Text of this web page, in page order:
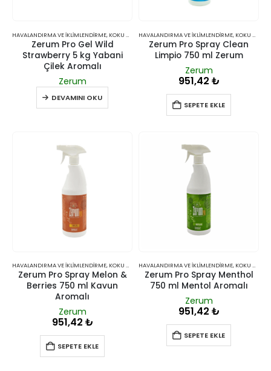
HAVALANDIRMA VE İKLIMLENDIRME, KOKU GIDERICILER
Zerum Pro Gel Wild
Strawberry 5 kg Yabani
Çilek Aromalı
Zerum
DEVAMINI OKU
HAVALANDIRMA VE İKLIMLENDIRME, KOKU GIDERICILER
Zerum Pro Spray Clean
Limpio 750 ml Zerum
Zerum
951,42 ₺
SEPETE EKLE
HAVALANDIRMA VE İKLIMLENDIRME, KOKU GIDERICILER
Zerum Pro Spray Melon &
Berries 750 ml Kavun
Aromalı
Zerum
951,42 ₺
SEPETE EKLE
HAVALANDIRMA VE İKLIMLENDIRME, KOKU GIDERICILER
Zerum Pro Spray Menthol
750 ml Mentol Aromalı
Zerum
951,42 ₺
SEPETE EKLE